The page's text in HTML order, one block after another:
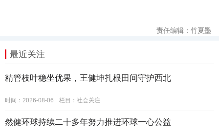
责任编辑：竹夏墨
最近关注
精管枝叶稳坐优果，王健坤扎根田间守护西北
时间：2026-08-06 栏目： 社会关注
然健环球持续二十多年努力推进环球一心公益